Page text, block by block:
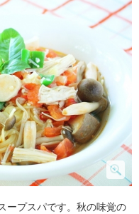
ープスパです。秋の味覚の